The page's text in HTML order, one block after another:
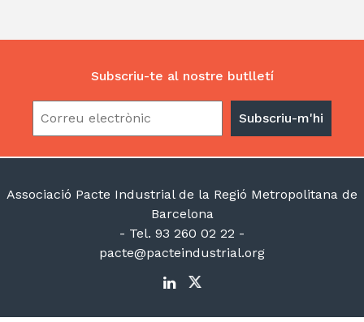
n p m
te
Subscriu-te al nostre butlletí
Associació Pacte Industrial de la Regió Metropolitana de
Barcelona
- Tel. 93 260 02 22 -
pacte@pacteindustrial.org